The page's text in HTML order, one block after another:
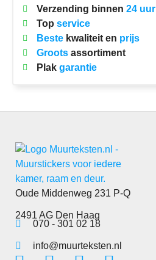
Verzending binnen 24 uur
Top service
Bestekwaliteit en prijs
Grootsassortiment
Plak garantie
Oude Middenweg 231 P-Q
2491 AG Den Haag
070 - 301 02 18
info@muurteksten.nl